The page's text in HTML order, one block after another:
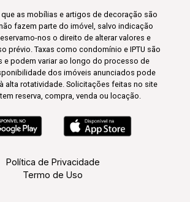
as mobílias e artigos de decoração são
fazem parte do imóvel, salvo indicação
nos o direito de alterar valores e
prévio. Taxas como condomínio e IPTU são
e podem variar ao longo do processo de
dos imóveis anunciados pode
alta rotatividade. Solicitações feitas no site
reserva, compra, venda ou locação.
Política de Privacidade
Termo de Uso